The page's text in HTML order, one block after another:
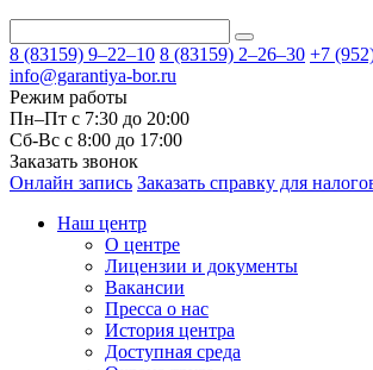
8 (83159) 9–22–10 8 (83159) 2–26–30 +7
info@garantiya-bor.ru
Режим работы
Пн–Пт с 7:30 до 20:00
Cб-Вс с 8:00 до 17:00
Заказать звонок
Онлайн запись Заказать справку для
Наш центр
О центре
Лицензии и документы
Вакансии
Пресса о нас
История центра
Доступная среда